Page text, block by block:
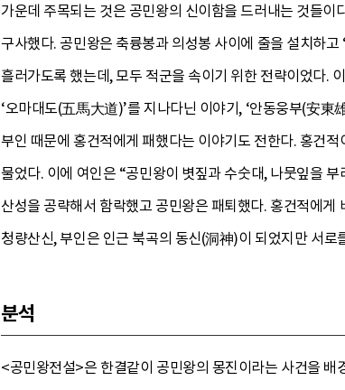
가운데 주목되는 것은 공민왕의 신이함을 드러내는 것들
구사했다. 공민왕은 축륭봉과 의성봉 사이에 줄을 설치하
흘러가도록 했는데, 모두 적군을 속이기 위한 전략이었다.
‘오마대도(五馬大道)’를 지나다닌 이야기, ‘안동웅부(安
부인 때문에 홍건적에게 패했다는 이야기도 전한다. 홍건
물었다. 이에 여인은 “공민왕이 볏짚과 수숫대, 나뭇잎을
산성을 공략해서 함락했고 공민왕은 패퇴했다. 홍건적에
청량산신, 부인은 인근 북곡의 동신(洞神)이 되었지만 서로
분석
<공민왕전설>은 한결같이 공민왕의 몽진이라는 사건을